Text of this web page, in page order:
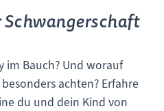
Schwangerschaft
im Bauch? Und worauf
achten? Erfahre
du und dein Kind von